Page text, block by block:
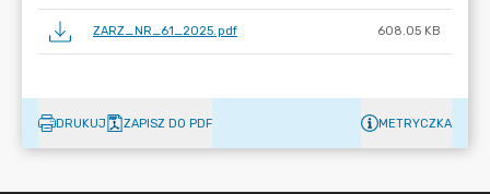
ZARZ_NR_61_2025.pdf 608.05 KB
DRUKUJ ZAPISZ DO PDF METRYCZKA